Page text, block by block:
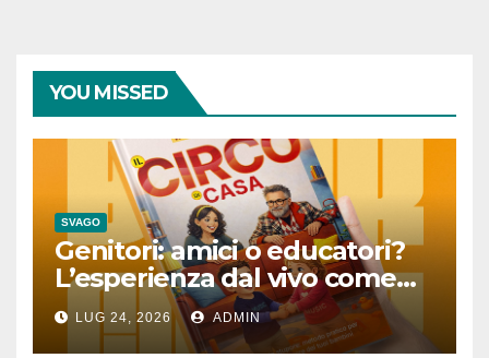
YOU MISSED
SVAGO
Genitori: amici o educatori?
L’esperienza dal vivo come
lezione quotidiana
LUG 24, 2026 ADMIN